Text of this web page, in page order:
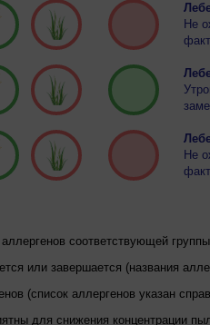
Не
Не
соответствующей
или завершается (названия
(список аллергенов указан
для снижения концентрации